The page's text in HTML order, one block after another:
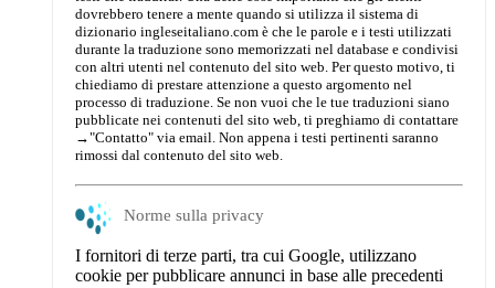
dovrebbero tenere a mente quando si utilizza il sistema di
dizionario ingleseitaliano.com è che le parole e i testi utilizzati
durante la traduzione sono memorizzati nel database e condivisi
con altri utenti nel contenuto del sito web. Per questo motivo, ti
chiediamo di prestare attenzione a questo argomento nel
processo di traduzione. Se non vuoi che le tue traduzioni siano
pubblicate nei contenuti del sito web, ti preghiamo di contattare
→"Contatto" via email. Non appena i testi pertinenti saranno
rimossi dal contenuto del sito web.
Norme sulla privacy
I fornitori di terze parti, tra cui Google, utilizzano
cookie per pubblicare annunci in base alle precedenti